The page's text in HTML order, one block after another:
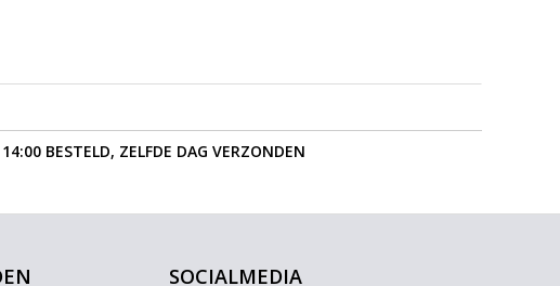
BESTELD, ZELFDE DAG VERZONDEN
SOCIALMEDIA